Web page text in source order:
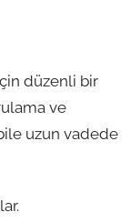
düzenli bir
ve
uzun vadede